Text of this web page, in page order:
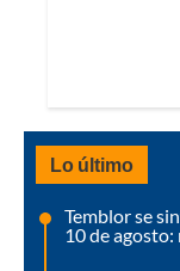
Lo último
Temblor se
10 de